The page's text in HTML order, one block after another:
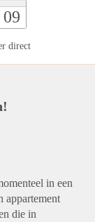
09
direct
in een
appartement
die in